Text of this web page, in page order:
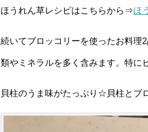
ほうれん草レシピはこちらから⇒ほ
続いてブロッコリーを使ったお料理
類やミネラルを多く含みます。特に
貝柱のうま味がたっぷり☆貝柱とブ